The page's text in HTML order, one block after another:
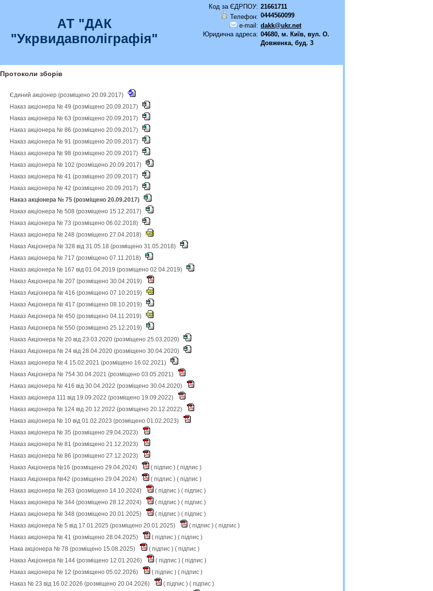
АТ "ДАК
"Укрвидавполіграфія"
Код за ЄДРПОУ: 21661711
Телефон: 0444560099
e-mail: dakk@ukr.net
Юридична адреса: 04680, м. Київ, вул. О.
Довженка, буд. 3
Протоколи зборів
Єдиний акціонер (розміщено 20.09.2017)
Наказ акціонера № 49 (розміщено 20.09.2017)
Наказ акціонера № 63 (розміщено 20.09.2017)
Наказ акціонера № 86 (розміщено 20.09.2017)
Наказ акціонера № 91 (розміщено 20.09.2017)
Наказ акціонера № 98 (розміщено 20.09.2017)
Наказ акціонера № 102 (розміщено 20.09.2017)
Наказ акціонера № 41 (розміщено 20.09.2017)
Наказ акціонера № 42 (розміщено 20.09.2017)
Наказ акціонера № 75 (розміщено 20.09.2017)
Наказ акціонера № 508 (розміщено 15.12.2017)
Наказ акціонера № 73 (розміщено 06.02.2018)
Наказ акціонера № 248 (розміщено 27.04.2018)
Наказ Акціонера № 328 від 31.05.18 (розміщено 31.05.2018)
Наказ акціонера № 717 (розміщено 07.11.2018)
Наказ акціонера № 167 від 01.04.2019 (розміщено 02.04.2019)
Наказ Акціонера № 207 (розміщено 30.04.2019)
Наказ Акціонера № 416 (розміщено 07.10.2019)
Наказ Акціонера № 417 (розміщено 08.10.2019)
Наказ Акціонера № 450 (розміщено 04.11.2019)
Наказ Акціонера № 550 (розміщено 25.12.2019)
Наказ Акціонера № 20 від 23.03.2020 (розміщено 25.03.2020)
Наказ Акціонера № 24 від 28.04.2020 (розміщено 30.04.2020)
Наказ акціонера № 4 15.02.2021 (розміщено 16.02.2021)
Наказ Акціонера № 754 30.04.2021 (розміщено 03.05.2021)
Наказ акціонера № 416 від 30.04.2022 (розміщено 30.04.2020)
Наказ акціонера 111 від 19.09.2022 (розміщено 19.09.2022)
Наказ акціонера № 124 від 20.12.2022 (розміщено 20.12.2022)
Наказ акціонера № 10 від 01.02.2023 (розміщено 01.02.2023)
Наказ акціонера № 35 (розміщено 29.04.2023)
Наказ акціонера № 81 (розміщено 21.12.2023)
Наказ акціонера № 86 (розміщено 27.12.2023)
Наказ Акціонера №16 (розміщено 29.04.2024)
( підпис ) ( підпис )
Наказ Акціонера №42 (розміщено 29.04.2024)
( підпис ) ( підпис )
Наказ акціонера № 263 (розміщено 14.10.2024)
( підпис ) ( підпис )
Наказ акціонера № 344 (розміщено 28.12.2024)
( підпис ) ( підпис )
Наказ акціонера № 348 (розміщено 20.01.2025)
( підпис ) ( підпис )
Наказ акціонера № 5 від 17.01.2025 (розміщено 20.01.2025)
( підпис ) ( підпис )
Наказ акціонера № 41 (розміщено 28.04.2025)
( підпис ) ( підпис )
Нака акціонера № 78 (розміщено 15.08.2025)
( підпис ) ( підпис )
Наказ Акціонера № 144 (розміщено 12.01.2026)
( підпис ) ( підпис )
Наказ акціонера № 12 (розміщено 05.02.2026)
( підпис ) ( підпис )
Наказ № 23 від 16.02.2026 (розміщено 20.04.2026)
( підпис ) ( підпис )